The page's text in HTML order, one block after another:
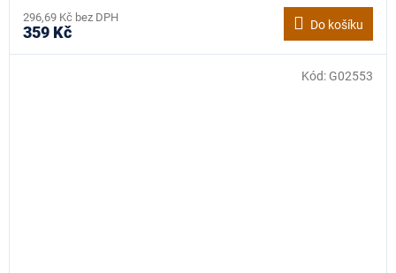
296,69 Kč bez DPH
359 Kč Do košíku
Kód: G02553